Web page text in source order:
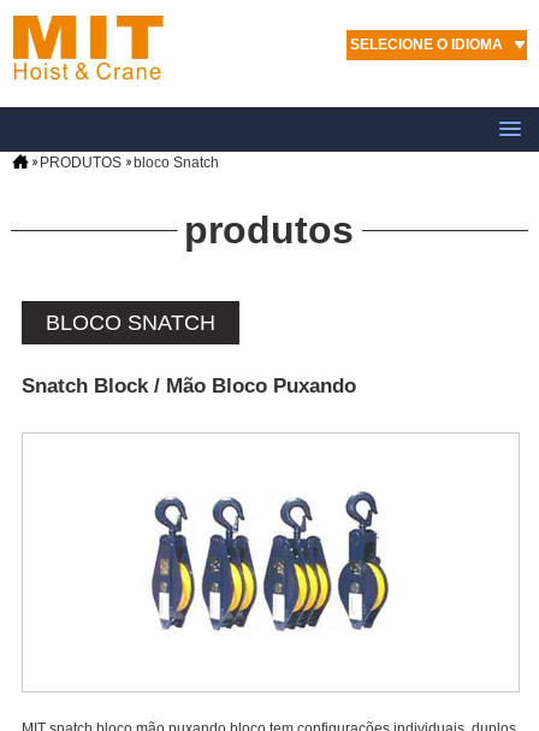
SELECIONE O IDIOMA
PRODUTOS bloco Snatch
produtos
BLOCO SNATCH
Snatch Block / Mão Bloco Puxando